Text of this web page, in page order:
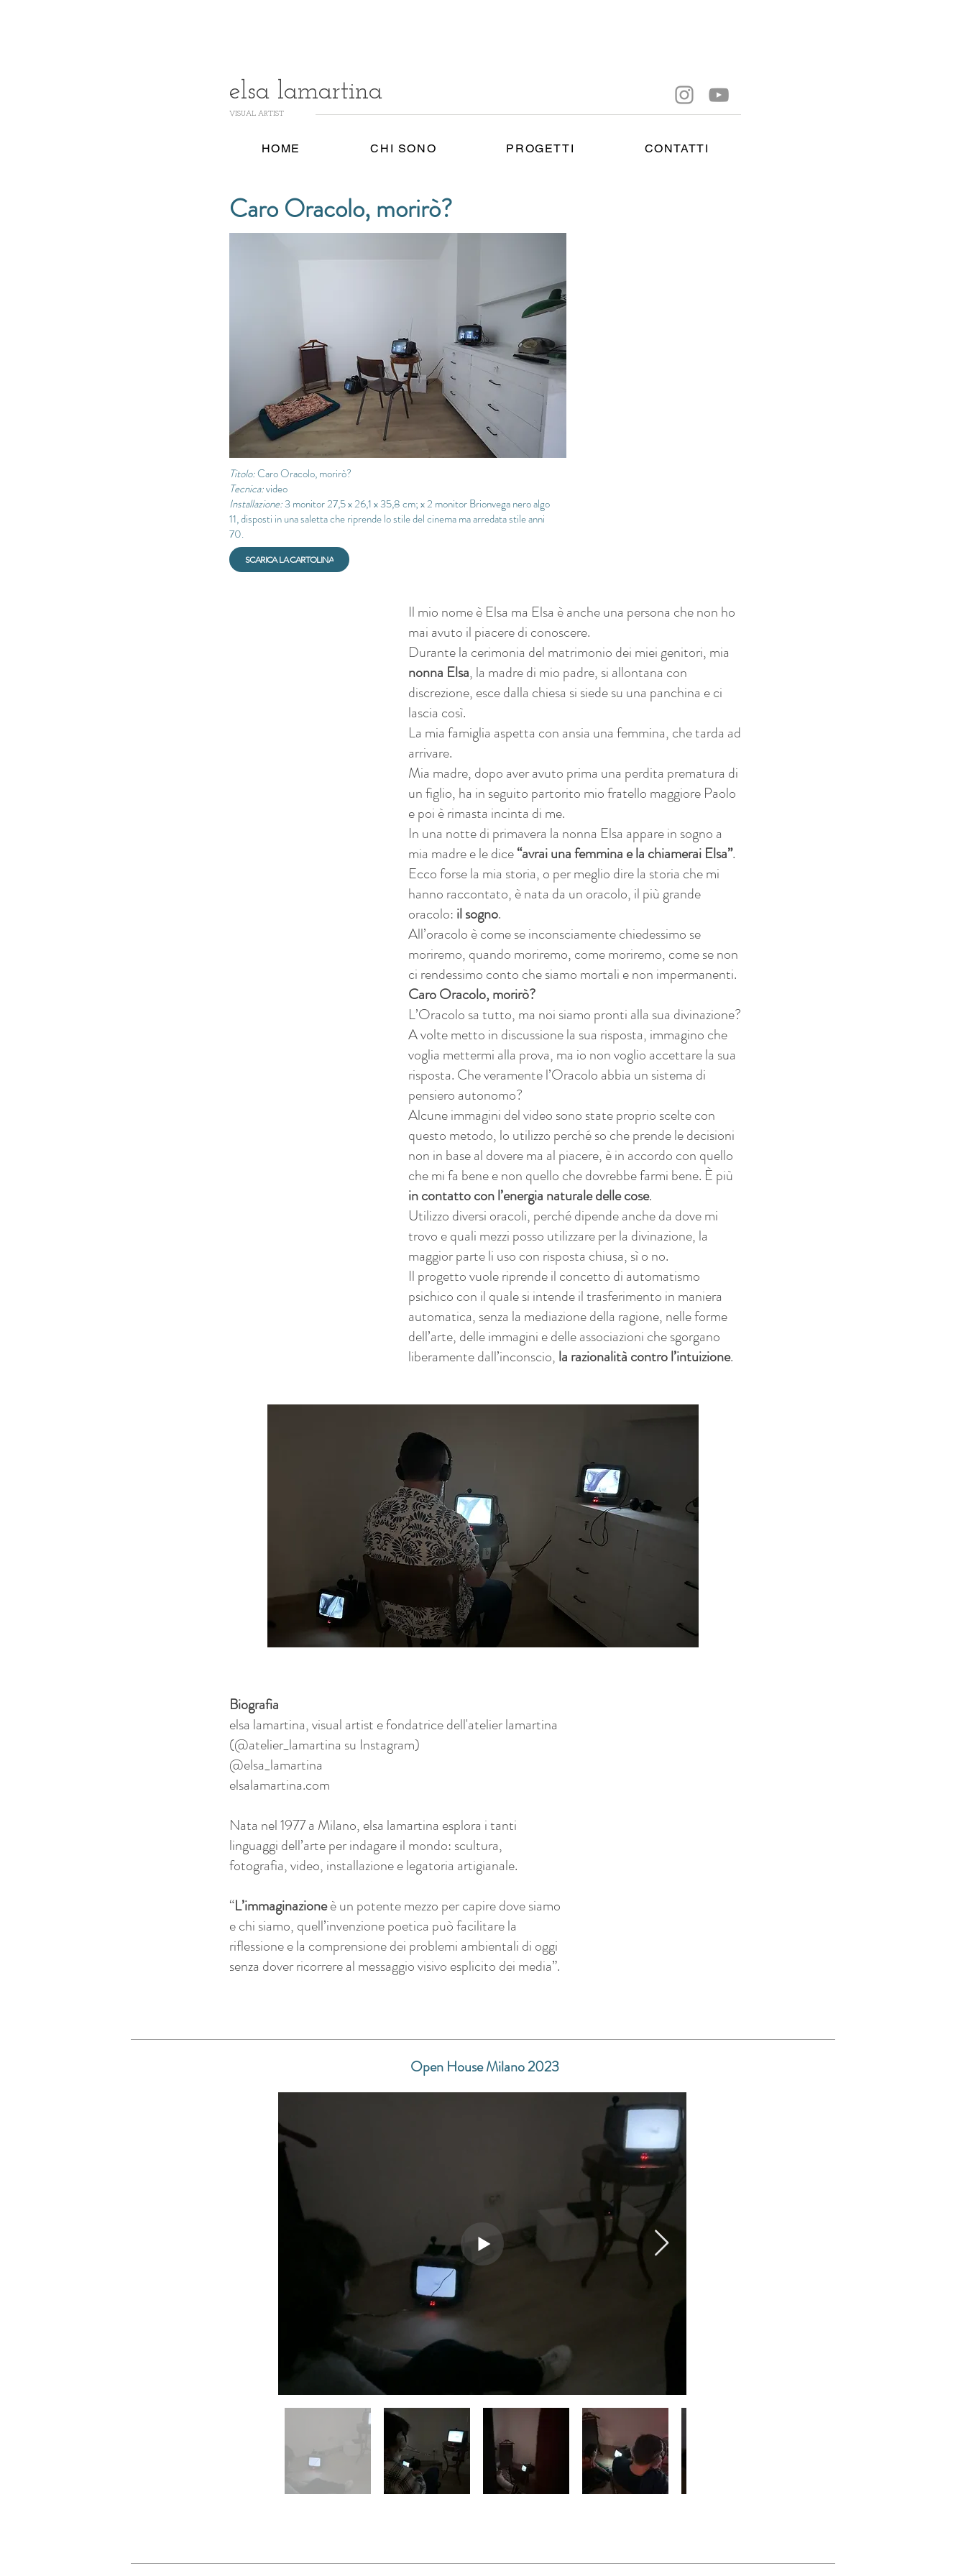
elsa lamartina
VISUAL ARTIST
Caro Oracolo, morirò?
Titolo:Caro Oracolo, morirò?
Tecnica:video
Installazione:3 monitor 27,5 x 26,1 x 35,8 cm; x 2 monitor Brionvega nero algo
11, disposti in una saletta che riprende lo stile del cinema ma arredata stile anni
70.
SCARICA LA CARTOLINA
Il mio nome è Elsa ma Elsa è anche una persona che non ho
mai avuto il piacere di conoscere.
Durante la cerimonia del matrimonio dei miei genitori, mia
nonna Elsa, la madre di mio padre, si allontana con
discrezione, esce dalla chiesa si siede su una panchina e ci
lascia così.
La mia famiglia aspetta con ansia una femmina, che tarda ad
arrivare.
Mia madre, dopo aver avuto prima una perdita prematura di
un figlio, ha in seguito partorito mio fratello maggiore Paolo
e poi è rimasta incinta di me.
In una notte di primavera la nonna Elsa appare in sogno a
mia madre e le dice“avrai una femmina e la chiamerai Elsa”.
Ecco forse la mia storia, o per meglio dire la storia che mi
hanno raccontato, è nata da un oracolo, il più grande
oracolo: il sogno.
All’oracolo è come se inconsciamente chiedessimo se
moriremo, quando moriremo, come moriremo, come se non
ci rendessimo conto che siamo mortali e non impermanenti.
Caro Oracolo, morirò?
L’Oracolo sa tutto, ma noi siamo pronti alla sua divinazione?
A volte metto in discussione la sua risposta, immagino che
voglia mettermi alla prova, ma io non voglio accettare la sua
risposta. Che veramente l’Oracolo abbia un sistema di
pensiero autonomo?
Alcune immagini del video sono state proprio scelte con
questo metodo, lo utilizzo perché so che prende le decisioni
non in base al dovere ma al piacere, è in accordo con quello
che mi fa bene e non quello che dovrebbe farmi bene. È più
in contatto con l’energia naturale delle cose.
Utilizzo diversi oracoli, perché dipende anche da dove mi
trovo e quali mezzi posso utilizzare per la divinazione, la
maggior parte li uso con risposta chiusa, sì o no.
Il progetto vuole riprende il concetto di automatismo
psichico con il quale si intende il trasferimento in maniera
automatica, senza la mediazione della ragione, nelle forme
dell’arte, delle immagini e delle associazioni che sgorgano
liberamente dall’inconscio, la razionalità contro l’intuizione.
Biografia
elsa lamartina, visual artist e fondatrice dell'atelier lamartina
(@atelier_lamartina su Instagram)
@elsa_lamartina
elsalamartina.com
Nata nel 1977 a Milano, elsa lamartina esplora i tanti
linguaggi dell’arte per indagare il mondo: scultura,
fotografia, video, installazione e legatoria artigianale.
“L’immaginazioneè un potente mezzo per capire dove siamo
e chi siamo, quell’invenzione poetica può facilitare la
riflessione e la comprensione dei problemi ambientali di oggi
senza dover ricorrere al messaggio visivo esplicito dei media”.
Open House Milano 2023
HOME CHI SONO PROGETTI CONTATTI